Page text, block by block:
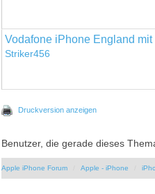
Vodafone iPhone England
Striker456
Druckversion anzeigen
Benutzer, die gerade dieses
Apple iPhone Forum Apple - iPhone